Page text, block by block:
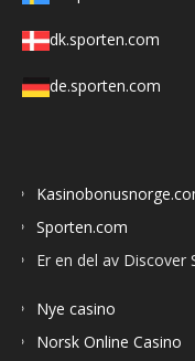
dk.sporten.com
de.sporten.com
Sporten.com
Er en del av Discover
Nye casino
Norsk Online Casino